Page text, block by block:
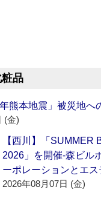
品
熊本地震」被災地へ
(金)
【西川】「SUMMER
2026」を開催‐森ビル
ーポレーションとエ
2026年08月07日 (金)